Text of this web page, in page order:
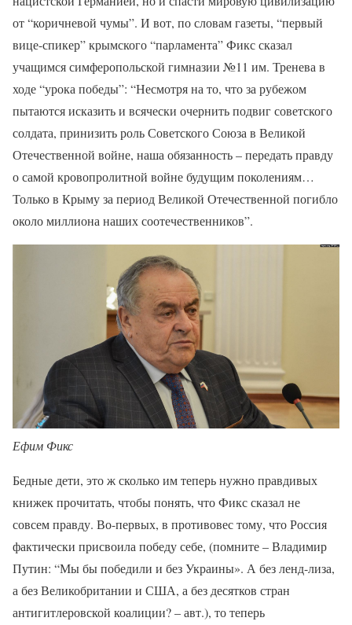
от “коричневой чумы”. И вот, по словам газеты, “первый
вице-спикер” крымского “парламента” Фикс сказал
учащимся симферопольской гимназии №11 им. Тренева в
ходе “урока победы”: “Несмотря на то, что за рубежом
пытаются исказить и всячески очернить подвиг советского
солдата, принизить роль Советского Союза в Великой
Отечественной войне, наша обязанность – передать правду
о самой кровопролитной войне будущим поколениям…
Только в Крыму за период Великой Отечественной погибло
около миллиона наших соотечественников”.
Ефим Фикс
Бедные дети, это ж сколько им теперь нужно правдивых
книжек прочитать, чтобы понять, что Фикс сказал не
совсем правду. Во-первых, в противовес тому, что Россия
фактически присвоила победу себе, (помните – Владимир
Путин: “Мы бы победили и без Украины». А без ленд-лиза,
а без Великобритании и США, а без десятков стран
антигитлеровской коалиции? – авт.), то теперь